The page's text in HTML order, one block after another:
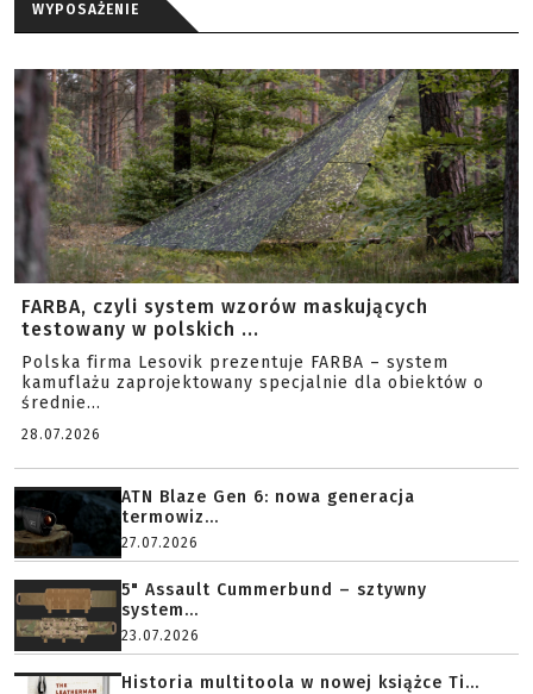
WYPOSAŻENIE
FARBA, czyli system wzorów maskujących
testowany w polskich ...
Polska firma Lesovik prezentuje FARBA – system
kamuflażu zaprojektowany specjalnie dla obiektów o
średnie...
28.07.2026
ATN Blaze Gen 6: nowa generacja
termowiz...
27.07.2026
5" Assault Cummerbund – sztywny
system...
23.07.2026
Historia multitoola w nowej książce Ti...